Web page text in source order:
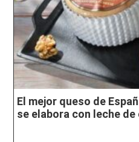
El mejor queso de
se elabora con leche de